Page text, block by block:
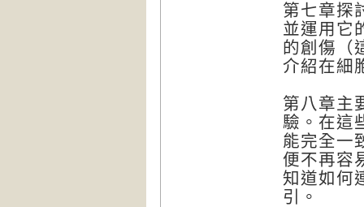
第七章探
並運用它
的創傷（
介紹在細
第八章主
驗。在這
能完全一
便不再容
知道如何
引。